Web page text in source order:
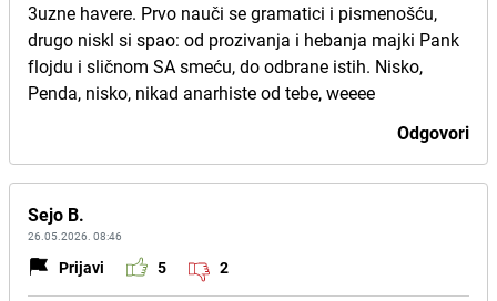
3uzne havere. Prvo nauči se gramatici i pismenošću,
drugo niskl si spao: od prozivanja i hebanja majki Pank
flojdu i sličnom SA smeću, do odbrane istih. Nisko,
Penda, nisko, nikad anarhiste od tebe, weeee
Odgovori
Sejo B.
26.05.2026. 08:46
Prijavi 5 2